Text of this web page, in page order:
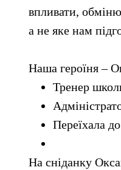
впливати,
а не яке нам
Наша героїня –
Тренер
Переїхала
На сніданку